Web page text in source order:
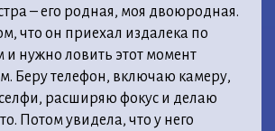
– его родная, моя двоюродная.
что он приехал издалека по
и нужно ловить этот момент
Беру телефон, включаю камеру,
расширяю фокус и делаю
Потом увидела, что у него